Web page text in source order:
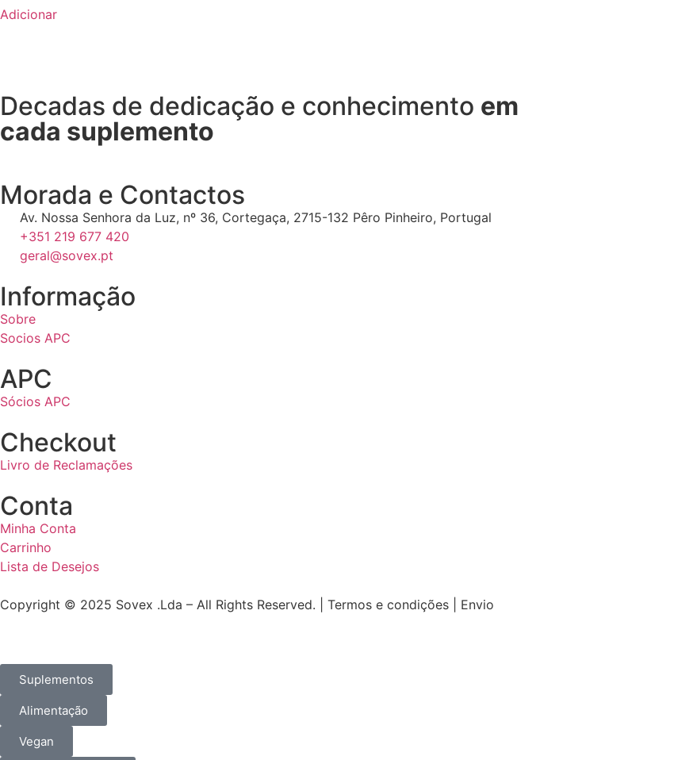
Adicionar
Decadas de dedicação e conhecimento em
cada suplemento
Morada e Contactos
Av. Nossa Senhora da Luz, nº 36, Cortegaça, 2715-132 Pêro Pinheiro, Portugal
+351 219 677 420
geral@sovex.pt
Informação
Sobre
Socios APC
APC
Sócios APC
Checkout
Livro de Reclamações
Conta
Minha Conta
Carrinho
Lista de Desejos
Copyright © 2025 Sovex .Lda – All Rights Reserved. | Termos e condições | Envio
Suplementos
Alimentação
Vegan